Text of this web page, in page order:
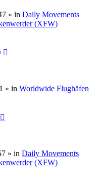
» in Daily Movements
(XFW)
» in Worldwide Flughäfen
» in Daily Movements
(XFW)